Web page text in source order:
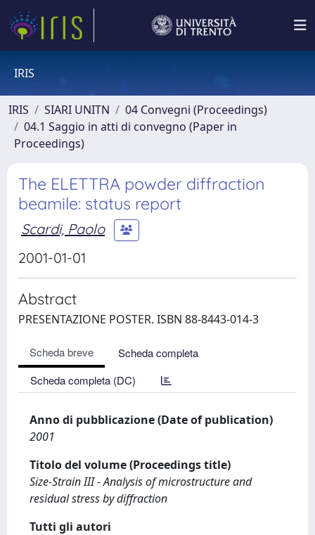
IRIS
IRIS SIARI UNITN
04 Convegni (Proceedings)
04.1 Saggio in atti di convegno (Paper in
Proceedings)
The ELETTRA powder diffraction
beamile: status report
Scardi, Paolo
2001-01-01
Abstract
PRESENTAZIONE POSTER. ISBN 88-8443-014-3
Scheda breve
Scheda completa
Scheda completa (DC)
Anno di pubblicazione (Date of publication)
2001
Titolo del volume (Proceedings title)
Size-Strain III - Analysis of microstructure and
residual stress by diffraction
Tutti gli autori